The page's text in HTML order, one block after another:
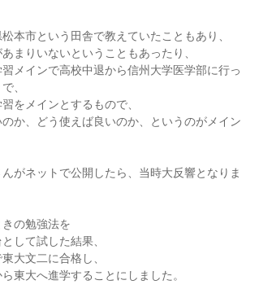
本市という田舎で教えていたこともあり、
まりいないということもあったり、
メインで高校中退から信州大学医学部に行っ
、
をメインとするもので、
か、どう使えば良いのか、というのがメイン
がネットで公開したら、当時大反響となりま
の勉強法を
して試した結果、
大文二に合格し、
東大へ進学することにしました。